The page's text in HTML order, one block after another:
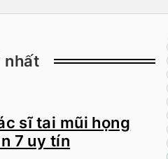
nhất
sĩ tai mũi họng
7 uy tín